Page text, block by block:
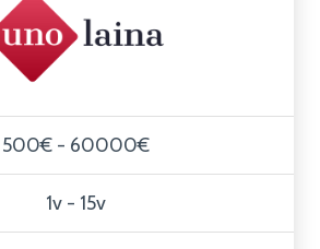
500€ - 60000€
1v - 15v